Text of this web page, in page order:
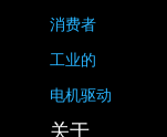
消费者
工业的
电机驱动
关于